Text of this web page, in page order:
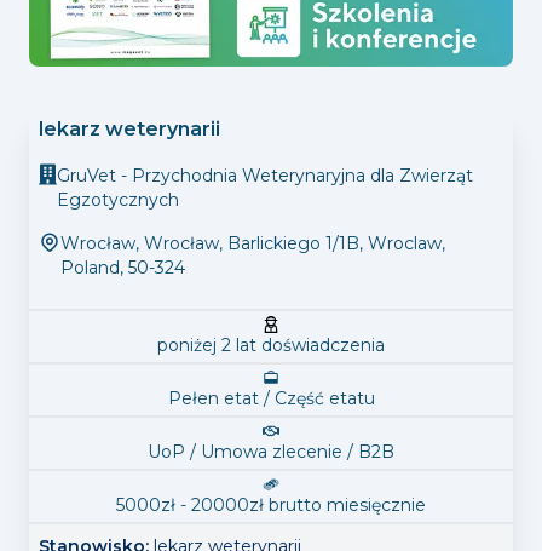
lekarz weterynarii
GruVet - Przychodnia Weterynaryjna dla Zwierząt
Egzotycznych
Wrocław, Wrocław, Barlickiego 1/1B, Wroclaw,
Poland, 50-324
poniżej 2 lat doświadczenia
Pełen etat / Część etatu
UoP / Umowa zlecenie / B2B
5000zł - 20000zł brutto miesięcznie
Stanowisko: lekarz weterynarii